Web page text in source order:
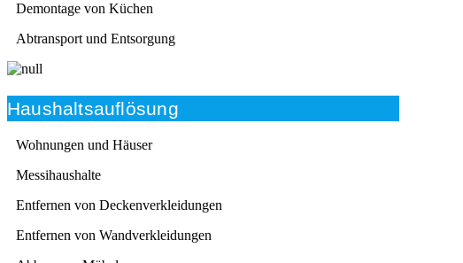
Demontage von Küchen
Abtransport und Entsorgung
Haushaltsauflösung
Wohnungen und Häuser
Messihaushalte
Entfernen von Deckenverkleidungen
Entfernen von Wandverkleidungen